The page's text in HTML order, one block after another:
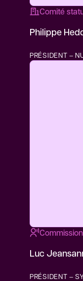
Comité
Philippe
PRÉSIDENT –
Luc
PRÉSIDENT –